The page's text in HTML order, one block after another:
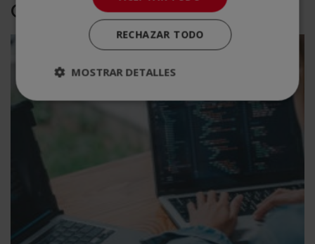
Otras titulaciones
RECHAZAR TODO
MOSTRAR DETALLES